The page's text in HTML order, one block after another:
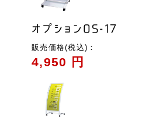
オプションOS-17
販売価格(税込)：
4,950 円